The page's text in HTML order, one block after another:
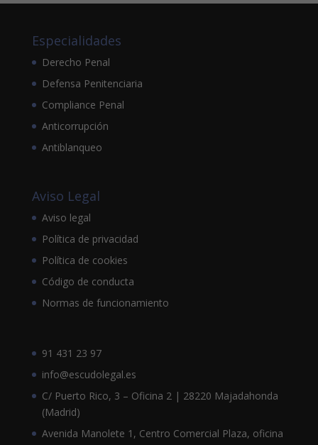
Especialidades
Derecho Penal
Defensa Penitenciaria
Compliance Penal
Anticorrupción
Antiblanqueo
Aviso Legal
Aviso legal
Política de privacidad
Política de cookies
Código de conducta
Normas de funcionamiento
91 431 23 97
info@escudolegal.es
C/ Puerto Rico, 3 – Oficina 2 | 28220 Majadahonda
(Madrid)
Avenida Manolete 1, Centro Comercial Plaza, oficina